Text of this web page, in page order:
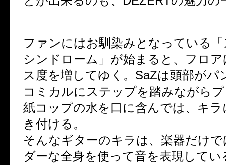
ファンにはお馴染みとなっている
シンドローム」が始まると、フロ
ス度を増してゆく。SaZは頭部がパ
コミカルにステップを踏みながら
紙コップの水を口に含んでは、キ
き付ける。
そんなギターのキラは、楽器だけ
ダーな全身を使って音を表現して